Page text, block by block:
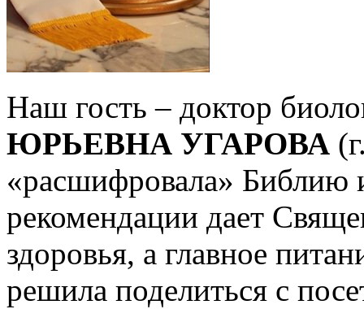
Наш гость – доктор
ЮРЬЕВНА УГАРОВА
«расшифровала» Библию
рекомендации дает
здоровья, а главное
решила поделиться с